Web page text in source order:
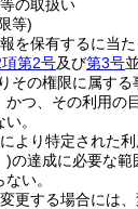
の取扱い
等)
を保有するに当
第2号及び第3号
その権限に属する
つ、その利用の
。
より特定された
)の達成に必要な範
い。
更する場合には